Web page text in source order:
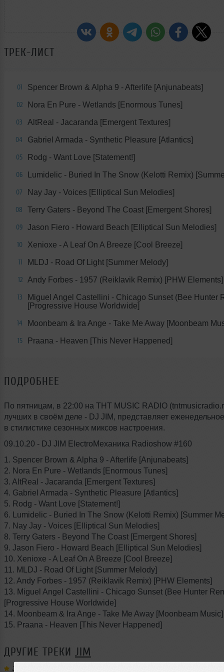
ТРЕК-ЛИСТ
01 Spencer Brown & Alpha 9 - Afterlife [Anjunabeats]
02 Nora En Pure - Wetlands [Enormous Tunes]
03 AltReal - Jacaranda [Emergent Textures]
04 Gabriel Armada - Synthetic Pleasure [Atlantics]
05 Rodg - Want Love [Statement!]
06 Lumidelic - Buried In The Snow (Kelotti Remix)
07 Nay Jay - Voices [Elliptical Sun Melodies]
08 Terry Gaters - Beyond The Coast [Emergent Shores]
09 Jason Fiero - Howard Beach [Elliptical Sun Melodies]
10 Xenioxe - A Leaf On A Breeze [Cool Breeze]
11 MLDJ - Road Of Light [Summer Melody]
12 Andy Forbes - 1957 (Reiklavik Remix) [PHW Elements]
13
Miguel Angel Castellini - Chicago Sunset (Bee Hunter
[Progressive House Worldwide]
14 Moonbeam & Ira Ange - Take Me Away [Moonbeam
15 Praana - Heaven [This Never Happened]
ПОДРОБНЕЕ
По пятницам, в 22:00 на THT MUSIC RADIO
лучших в своём деле - DJ JIM, представляет
в стилистике сезонных миксов настроения.
09.10.20 - DJ JIM ElectroМеханика Radioshow #160
1. Spencer Brown & Alpha 9 - Afterlife [Anjunabeats]
2. Nora En Pure - Wetlands [Enormous Tunes]
3. AltReal - Jacaranda [Emergent Textures]
4. Gabriel Armada - Synthetic Pleasure [Atlantics]
5. Rodg - Want Love [Statement!]
6. Lumidelic - Buried In The Snow (Kelotti Remix) [Summer
7. Nay Jay - Voices [Elliptical Sun Melodies]
8. Terry Gaters - Beyond The Coast [Emergent Shores]
9. Jason Fiero - Howard Beach [Elliptical Sun Melodies]
10. Xenioxe - A Leaf On A Breeze [Cool Breeze]
11. MLDJ - Road Of Light [Summer Melody]
12. Andy Forbes - 1957 (Reiklavik Remix) [PHW Elements]
13. Miguel Angel Castellini - Chicago Sunset (Bee Hunter
[Progressive House Worldwide]
14. Moonbeam & Ira Ange - Take Me Away [Moonbeam Music]
15. Praana - Heaven [This Never Happened]
ДРУГИЕ ТРЕКИ JIM
Jim